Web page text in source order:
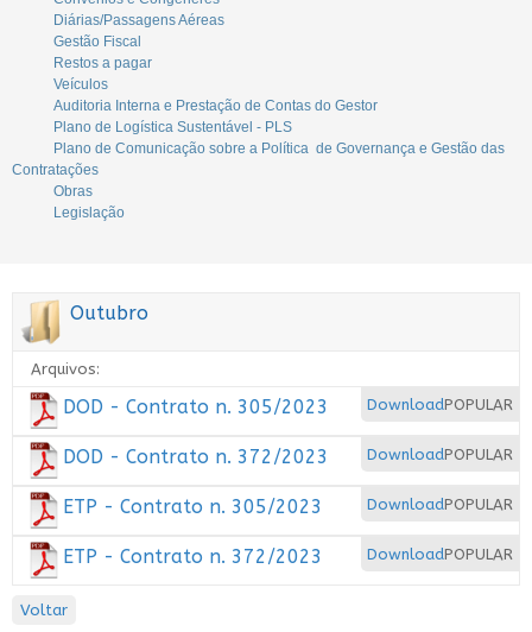
Diárias/Passagens Aéreas
Gestão Fiscal
Restos a pagar
Veículos
Auditoria Interna e Prestação de Contas do Gestor
Plano de Logística Sustentável - PLS
Plano de Comunicação sobre a Política de Governança e Gestão das
Contratações
Obras
Legislação
Outubro
Arquivos:
POPULAR
Download
DOD - Contrato n. 305/2023
POPULAR
Download
DOD - Contrato n. 372/2023
POPULAR
Download
ETP - Contrato n. 305/2023
POPULAR
Download
ETP - Contrato n. 372/2023
Voltar